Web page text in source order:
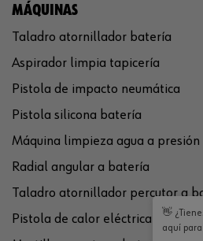
MÁQUINAS
Taladro atornillador batería
Aspirador limpia tapicería
Pistola de impacto neumática
Pistola silicona batería
Máquina limpieza agua a presión
Radial angular a batería
Taladro atornillador percutor a
Pistola de calor eléctrica
👋
aquí